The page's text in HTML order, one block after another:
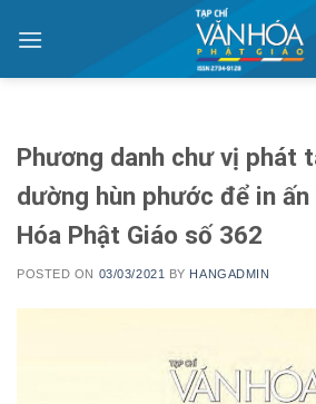
Phương danh chư vị phát
dường hùn phước để in
Hóa Phật Giáo số 362
POSTED ON 03/03/2021 BY HANGADMIN